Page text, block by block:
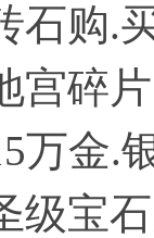
石购.
宫碎
万金.
级宝